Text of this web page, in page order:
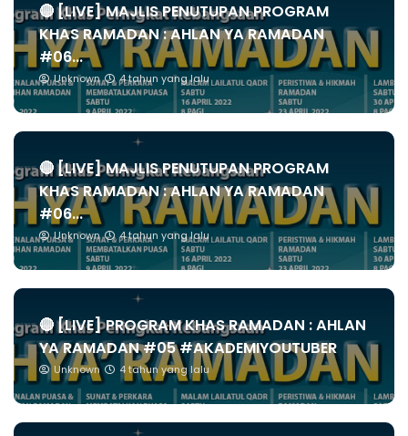
🔴 [LIVE] MAJLIS PENUTUPAN PROGRAM
KHAS RAMADAN : AHLAN YA RAMADAN
#06...
Unknown 4 tahun yang lalu
🔴 [LIVE] MAJLIS PENUTUPAN PROGRAM
KHAS RAMADAN : AHLAN YA RAMADAN
#06...
Unknown 4 tahun yang lalu
🔴 [LIVE] PROGRAM KHAS RAMADAN : AHLAN
YA RAMADAN #05 #AKADEMIYOUTUBER
Unknown 4 tahun yang lalu